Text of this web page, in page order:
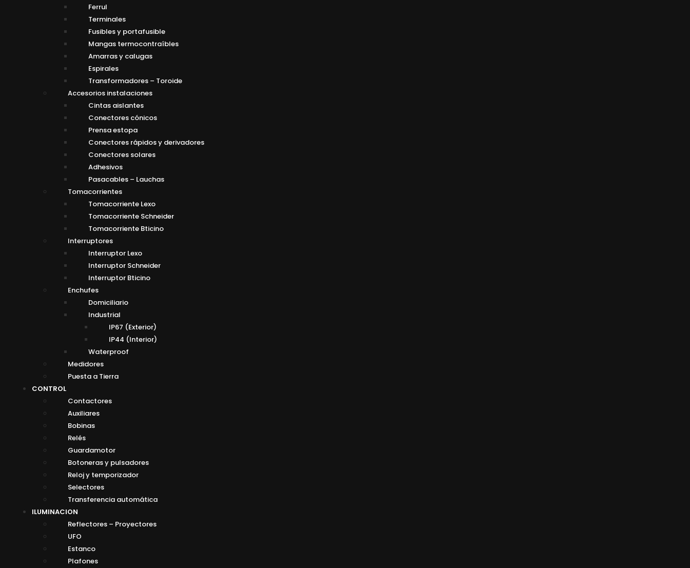
Ferrul
Terminales
Fusibles y portafusible
Mangas termocontraíbles
Amarras y calugas
Espirales
Transformadores – Toroide
Accesorios instalaciones
Cintas aislantes
Conectores cónicos
Prensa estopa
Conectores rápidos y derivadores
Conectores solares
Adhesivos
Pasacables – Lauchas
Tomacorrientes
Tomacorriente Lexo
Tomacorriente Schneider
Tomacorriente Bticino
Interruptores
Interruptor Lexo
Interruptor Schneider
Interruptor Bticino
Enchufes
Domiciliario
Industrial
IP67 (Exterior)
IP44 (Interior)
Waterproof
Medidores
Puesta a Tierra
CONTROL
Contactores
Auxiliares
Bobinas
Relés
Guardamotor
Botoneras y pulsadores
Reloj y temporizador
Selectores
Transferencia automática
ILUMINACION
Reflectores – Proyectores
UFO
Estanco
Plafones